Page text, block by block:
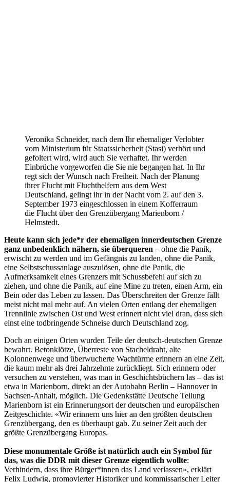
Veronika Schneider, nach dem Ihr ehemaliger Verlobter
vom Ministerium für Staatssicherheit (Stasi) verhört und
gefoltert wird, wird auch Sie verhaftet. Ihr werden
Einbrüche vorgeworfen die Sie nie begangen hat. In Ihr
regt sich der Wunsch nach Freiheit. Nach der Planung
ihrer Flucht mit Fluchthelfern aus dem West
Deutschland, gelingt ihr in der Nacht vom 2. auf den 3.
September 1973 eingeschlossen in einem Kofferraum
die Flucht über den Grenzübergang Marienborn /
Helmstedt.
Heute kann sich jede*r der ehemaligen innerdeutschen Grenze
ganz unbedenklich nähern, sie überqueren – ohne die Panik,
erwischt zu werden und im Gefängnis zu landen, ohne die Panik,
eine Selbstschussanlage auszulösen, ohne die Panik, die
Aufmerksamkeit eines Grenzers mit Schussbefehl auf sich zu
ziehen, und ohne die Panik, auf eine Mine zu treten, einen Arm, ein
Bein oder das Leben zu lassen. Das Überschreiten der Grenze fällt
meist nicht mal mehr auf. An vielen Orten entlang der ehemaligen
Trennlinie zwischen Ost und West erinnert nicht viel dran, dass sich
einst eine todbringende Schneise durch Deutschland zog.
Doch an einigen Orten wurden Teile der deutsch-deutschen Grenze
bewahrt. Betonklötze, Überreste von Stacheldraht, alte
Kolonnenwege und überwucherte Wachtürme erinnern an eine Zeit,
die kaum mehr als drei Jahrzehnte zurückliegt. Sich erinnern oder
versuchen zu verstehen, was man in Geschichtsbüchern las – das ist
etwa in Marienborn, direkt an der Autobahn Berlin – Hannover in
Sachsen-Anhalt, möglich. Die Gedenkstätte Deutsche Teilung
Marienborn ist ein Erinnerungsort der deutschen und europäischen
Zeitgeschichte. «Wir erinnern uns hier an den größten deutschen
Grenzübergang, den es überhaupt gab. Zu seiner Zeit auch der
größte Grenzübergang Europas.
Diese monumentale Größe ist natürlich auch ein Symbol für
das, was die DDR mit dieser Grenze eigentlich wollte:
Verhindern, dass ihre Bürger*innen das Land verlassen», erklärt
Felix Ludwig, promovierter Historiker und kommissarischer Leiter